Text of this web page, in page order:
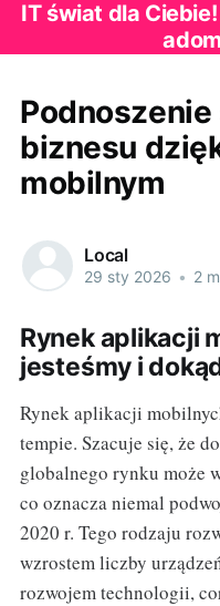
IT świat dla
biznesu
mobilnym
Local
29 sty 2026 • 2
Rynek aplikacji
jesteśmy i
Rynek aplikacji
tempie. Szacuje się, że
globalnego rynku może
co oznacza niemal
2020 r. Tego rodzaju
wzrostem liczby
rozwojem technologii,